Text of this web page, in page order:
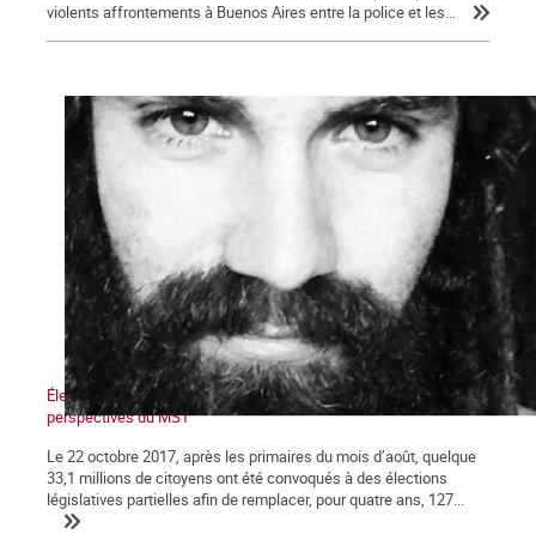
violents affrontements à Buenos Aires entre la police et les...
Élections en Argentine : La déroute du péronisme et les
perspectives du MST
Le 22 octobre 2017, après les primaires du mois d’août, quelque
33,1 millions de citoyens ont été convoqués à des élections
législatives partielles afin de remplacer, pour quatre ans, 127...